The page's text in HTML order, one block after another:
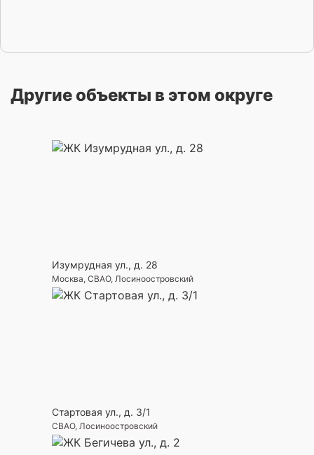
Другие объекты в этом округе
Изумрудная ул., д. 28
Москва, СВАО, Лосиноостровский
Стартовая ул., д. 3/1
СВАО, Лосиноостровский